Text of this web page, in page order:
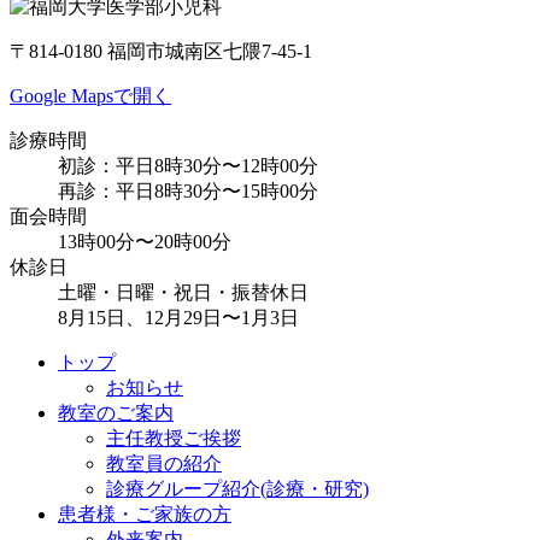
〒814-0180 福岡市城南区七隈7-45-1
Google Mapsで開く
診療時間
初診：平日8時30分〜12時00分
再診：平日8時30分〜15時00分
面会時間
13時00分〜20時00分
休診日
土曜・日曜・祝日・振替休日
8月15日、12月29日〜1月3日
トップ
お知らせ
教室のご案内
主任教授ご挨拶
教室員の紹介
診療グループ紹介(診療・研究)
患者様・ご家族の方